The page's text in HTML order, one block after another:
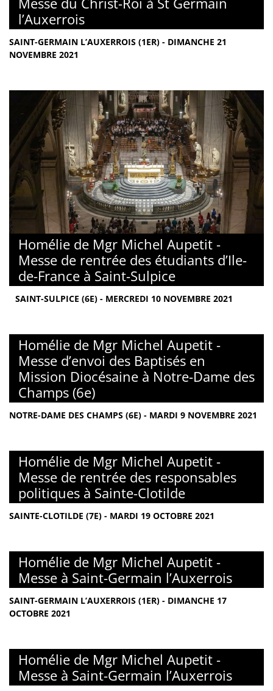
l’Auxerrois
SAINT-GERMAIN L’AUXERROIS (1ER) - DIMANCHE 21
NOVEMBRE 2021
Homélie de Mgr Michel Aupetit -
Messe de rentrée des étudiants d’Ile-
de-France à Saint-Sulpice
SAINT-SULPICE (6E) - MERCREDI 10 NOVEMBRE 2021
Homélie de Mgr Michel Aupetit -
Messe d’envoi des Baptisés en
Mission Diocésaine à Notre-Dame des
Champs (6e)
NOTRE-DAME DES CHAMPS (6E) - MARDI 9 NOVEMBRE 2021
Homélie de Mgr Michel Aupetit -
Messe de rentrée des responsables
politiques à Sainte-Clotilde
SAINTE-CLOTILDE (7E) - MARDI 19 OCTOBRE 2021
Homélie de Mgr Michel Aupetit -
Messe à Saint-Germain l’Auxerrois
SAINT-GERMAIN L’AUXERROIS (1ER) - DIMANCHE 17
OCTOBRE 2021
Homélie de Mgr Michel Aupetit -
Messe à Saint-Germain l’Auxerrois